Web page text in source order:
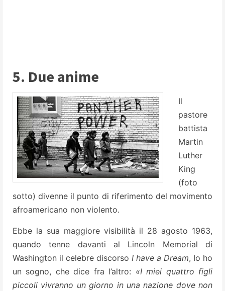
5. Due anime
Il
pastore
battista
Martin
Luther
King
(foto
sotto) divenne il punto di riferimento del movimento
afroamericano non violento.
Ebbe la sua maggiore visibilità il 28 agosto 1963,
quando tenne davanti al Lincoln Memorial di
Washington il celebre discorso I have a Dream, Io ho
un sogno, che dice fra l’altro: «I miei quattro figli
piccoli vivranno un giorno in una nazione dove non